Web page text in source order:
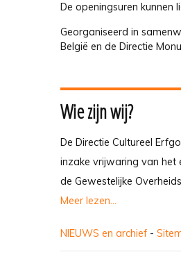
De openingsuren kunnen
Georganiseerd in
België en de Directie
Wie zijn wij?
De Directie Cultureel
inzake vrijwaring van het
de Gewestelijke
Meer lezen...
NIEUWS en archief -